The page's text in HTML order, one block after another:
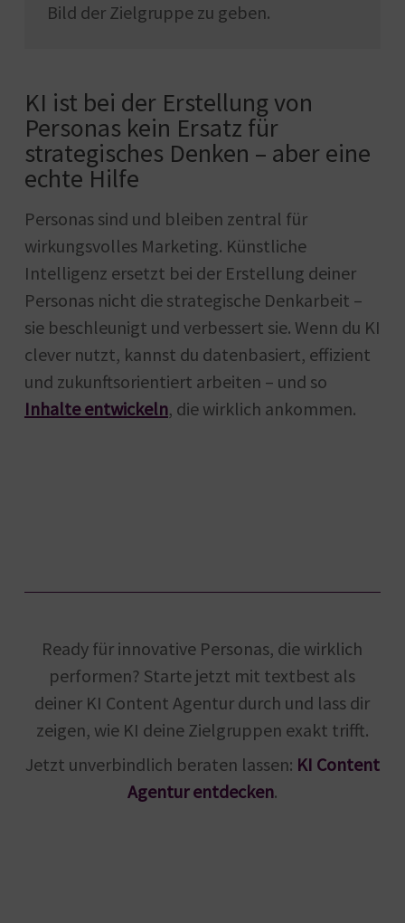
Bild der Zielgruppe zu geben.
KI ist bei der Erstellung von
Personas kein Ersatz für
strategisches Denken – aber eine
echte Hilfe
Personas sind und bleiben zentral für
wirkungsvolles Marketing. Künstliche
Intelligenz ersetzt bei der Erstellung deiner
Personas nicht die strategische Denkarbeit –
sie beschleunigt und verbessert sie. Wenn du KI
clever nutzt, kannst du datenbasiert, effizient
und zukunftsorientiert arbeiten – und so
Inhalte entwickeln, die wirklich ankommen.
Ready für innovative Personas, die wirklich
performen? Starte jetzt mit textbest als
deiner KI Content Agentur durch und lass dir
zeigen, wie KI deine Zielgruppen exakt trifft.
Jetzt unverbindlich beraten lassen: KI Content
Agentur entdecken.